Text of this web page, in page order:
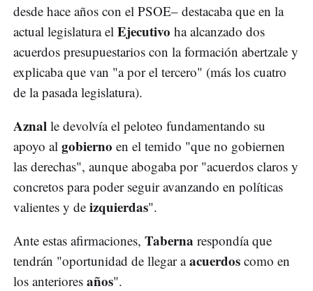
desde hace años con el PSOE– destacaba que en la
actual legislatura el Ejecutivo ha alcanzado dos
acuerdos presupuestarios con la formación abertzale y
explicaba que van "a por el tercero" (más los cuatro
de la pasada legislatura).
Aznal le devolvía el peloteo fundamentando su
apoyo al gobierno en el temido "que no gobiernen
las derechas", aunque abogaba por "acuerdos claros y
concretos para poder seguir avanzando en políticas
valientes y de izquierdas".
Ante estas afirmaciones, Taberna respondía que
tendrán "oportunidad de llegar aacuerdos como en
los anteriores años".